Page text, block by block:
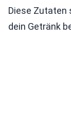
Diese Zutaten
dein Getränk